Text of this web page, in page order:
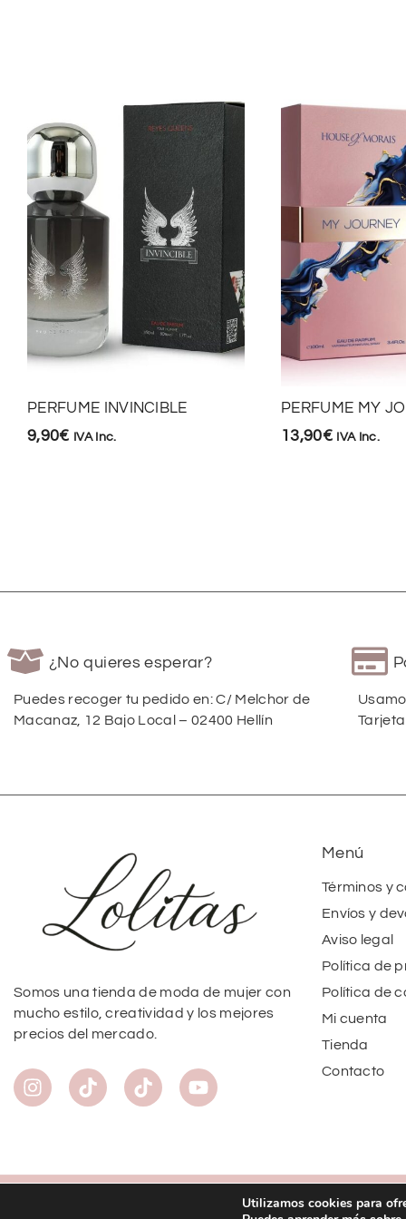
PERFUME INVINCIBLE
9,90€ IVA Inc.
PERFUME MY
13,90€ IVA Inc.
¿No quieres esperar?
Puedes recoger tu pedido en: C/ Melchor de
Macanaz, 12 Bajo Local – 02400 Hellín
Somos una tienda de moda de mujer con
mucho estilo, creatividad y los mejores
precios del mercado.
Menú
Términos y
Envíos y
Aviso legal
Política de
Política de
Mi cuenta
Tienda
Contacto
Utilizamos cookies para